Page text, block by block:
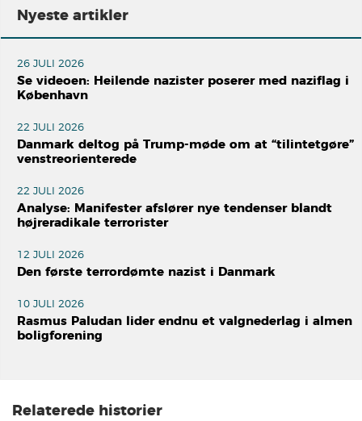
Nyeste artikler
26 JULI 2026
Se videoen: Heilende nazister poserer med naziflag i
København
22 JULI 2026
Danmark deltog på Trump-møde om at “tilintetgøre”
venstreorienterede
22 JULI 2026
Analyse: Manifester afslører nye tendenser blandt
højreradikale terrorister
12 JULI 2026
Den første terrordømte nazist i Danmark
10 JULI 2026
Rasmus Paludan lider endnu et valgnederlag i almen
boligforening
Relaterede historier